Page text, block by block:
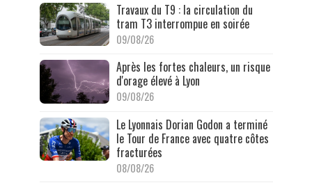
Travaux du T9 : la circulation du
tram T3 interrompue en soirée
09/08/26
Après les fortes chaleurs, un risque
d'orage élevé à Lyon
09/08/26
Le Lyonnais Dorian Godon a terminé
le Tour de France avec quatre côtes
fracturées
08/08/26